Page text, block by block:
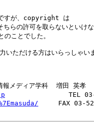
ですが、copyright は
の許可を取らないといけ
ことでした。
いただける方はいらっしゃい
メディア学科  増田 英孝
FAX 03-